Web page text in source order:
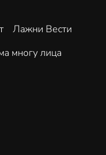
Лажни Вести
многу лица